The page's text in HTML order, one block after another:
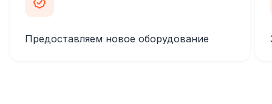
Предоставляем новое оборудование